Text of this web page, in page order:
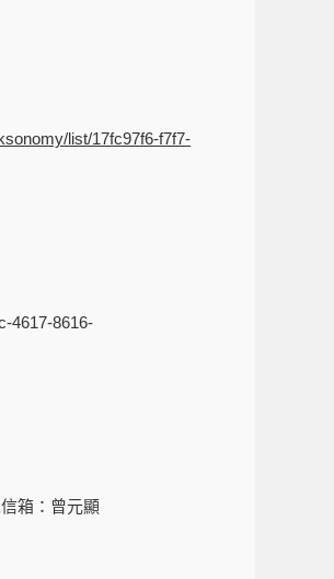
list/17fc97f6-f7f7-
4617-8616-
箱：曾元顯